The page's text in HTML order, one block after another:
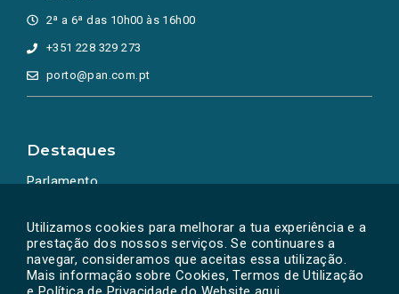
Utilizamos cookies para melhorar a tua experiência e a
prestação dos nossos serviços. Se continuares a
navegar, consideramos que aceitas essa utilização.
Mais informação sobre Cookies, Termos de Utilização
2ª a 6ª das 10h00 às 16h00
+351 228 329 273
porto@pan.com.pt
Destaques
Parlamento